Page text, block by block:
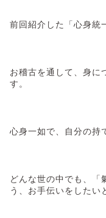
前回紹介した「心身統
お稽古を通して、身に
す。
心身一如で、自分の持
どんな世の中でも、「
う、お手伝いをしたい